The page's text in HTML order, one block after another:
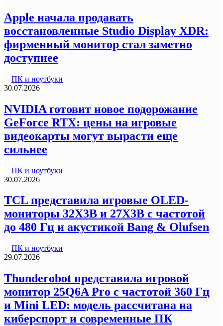
Apple начала продавать
восстановленные Studio Display XDR:
фирменный монитор стал заметно
доступнее
ПК и ноутбуки
30.07.2026
NVIDIA готовит новое подорожание
GeForce RTX: цены на игровые
видеокарты могут вырасти еще
сильнее
ПК и ноутбуки
30.07.2026
TCL представила игровые OLED-
мониторы 32X3B и 27X3B с частотой
до 480 Гц и акустикой Bang & Olufsen
ПК и ноутбуки
29.07.2026
Thunderobot представила игровой
монитор 25Q6A Pro с частотой 360 Гц
и Mini LED: модель рассчитана на
киберспорт и современные ПК